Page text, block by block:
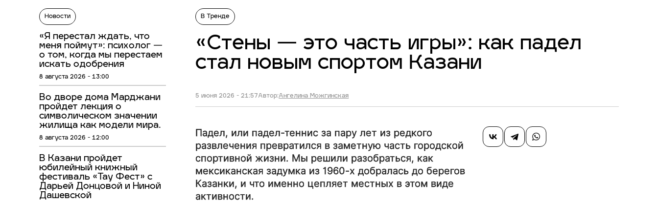
Новости
«Я перестал ждать, что
меня поймут»: психолог —
о том, когда мы перестаем
искать одобрения
8 августа 2026 - 13:00
Во дворе дома Марджани
пройдет лекция о
символическом значении
жилища как модели мира.
8 августа 2026 - 12:00
В Казани пройдет
юбилейный книжный
фестиваль «Тау Фест» с
Дарьей Донцовой и Ниной
Дашевской
В Тренде
«Стены — это часть игры»: как падел
стал новым спортом Казани
5 июня 2026 - 21:57Автор:Ангелина Можгинская
Падел, или падел-теннис за пару лет из редкого
развлечения превратился в заметную часть городской
спортивной жизни. Мы решили разобраться, как
мексиканская задумка из 1960-х добралась до берегов
Казанки, и что именно цепляет местных в этом виде
активности.